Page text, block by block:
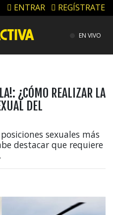
ENTRAR REGÍSTRATE
EN VIVO
¿CÓMO REALIZAR LA
DEL
sexuales más
destacar que requiere